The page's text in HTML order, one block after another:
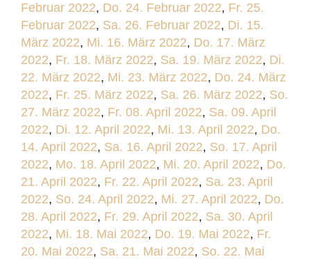
Februar 2022, Do. 24. Februar 2022, Fr. 25.
Februar 2022, Sa. 26. Februar 2022, Di. 15.
März 2022, Mi. 16. März 2022, Do. 17. März
2022, Fr. 18. März 2022, Sa. 19. März 2022, Di.
22. März 2022, Mi. 23. März 2022, Do. 24. März
2022, Fr. 25. März 2022, Sa. 26. März 2022, So.
27. März 2022, Fr. 08. April 2022, Sa. 09. April
2022, Di. 12. April 2022, Mi. 13. April 2022, Do.
14. April 2022, Sa. 16. April 2022, So. 17. April
2022, Mo. 18. April 2022, Mi. 20. April 2022, Do.
21. April 2022, Fr. 22. April 2022, Sa. 23. April
2022, So. 24. April 2022, Mi. 27. April 2022, Do.
28. April 2022, Fr. 29. April 2022, Sa. 30. April
2022, Mi. 18. Mai 2022, Do. 19. Mai 2022, Fr.
20. Mai 2022, Sa. 21. Mai 2022, So. 22. Mai